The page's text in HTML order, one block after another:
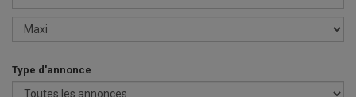
Type d'annonce